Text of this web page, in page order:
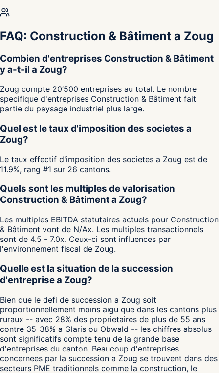
FAQ: Construction & Bâtiment a Zoug
Combien d'entreprises Construction & Bâtiment
y a-t-il a Zoug?
Zoug compte 20’500 entreprises au total. Le nombre
specifique d'entreprises Construction & Bâtiment fait
partie du paysage industriel plus large.
Quel est le taux d'imposition des societes a
Zoug?
Le taux effectif d'imposition des societes a Zoug est de
11.9%, rang #1 sur 26 cantons.
Quels sont les multiples de valorisation
Construction & Bâtiment a Zoug?
Les multiples EBITDA statutaires actuels pour Construction
& Bâtiment vont de N/Ax. Les multiples transactionnels
sont de 4.5 - 7.0x. Ceux-ci sont influences par
l'environnement fiscal de Zoug.
Quelle est la situation de la succession
d'entreprise a Zoug?
Bien que le defi de succession a Zoug soit
proportionnellement moins aigu que dans les cantons plus
ruraux -- avec 28% des proprietaires de plus de 55 ans
contre 35-38% a Glaris ou Obwald -- les chiffres absolus
sont significatifs compte tenu de la grande base
d'entreprises du canton. Beaucoup d'entreprises
concernees par la succession a Zoug se trouvent dans des
secteurs PME traditionnels comme la construction, le